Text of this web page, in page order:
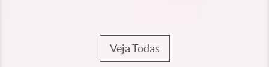
Veja Todas